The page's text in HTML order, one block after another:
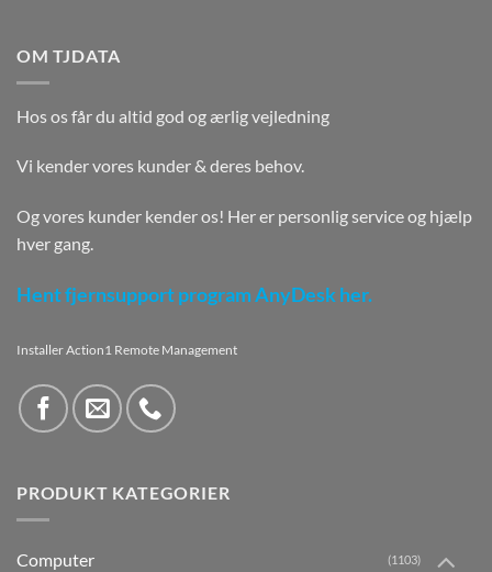
OM TJDATA
Hos os får du altid god og ærlig vejledning
Vi kender vores kunder & deres behov.
Og vores kunder kender os! Her er personlig service og hjælp
hver gang.
Hent fjernsupport program AnyDesk her.
Installer Action1 Remote Management
PRODUKT KATEGORIER
Computer (1103)